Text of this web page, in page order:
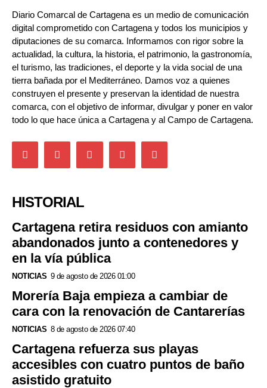
Diario Comarcal de Cartagena es un medio de comunicación
digital comprometido con Cartagena y todos los municipios y
diputaciones de su comarca. Informamos con rigor sobre la
actualidad, la cultura, la historia, el patrimonio, la gastronomía,
el turismo, las tradiciones, el deporte y la vida social de una
tierra bañada por el Mediterráneo. Damos voz a quienes
construyen el presente y preservan la identidad de nuestra
comarca, con el objetivo de informar, divulgar y poner en valor
todo lo que hace única a Cartagena y al Campo de Cartagena.
HISTORIAL
Cartagena retira residuos con amianto
abandonados junto a contenedores y
en la vía pública
NOTICIAS 9 de agosto de 2026 01:00
Morería Baja empieza a cambiar de
cara con la renovación de Cantarerías
NOTICIAS 8 de agosto de 2026 07:40
Cartagena refuerza sus playas
accesibles con cuatro puntos de baño
asistido gratuito